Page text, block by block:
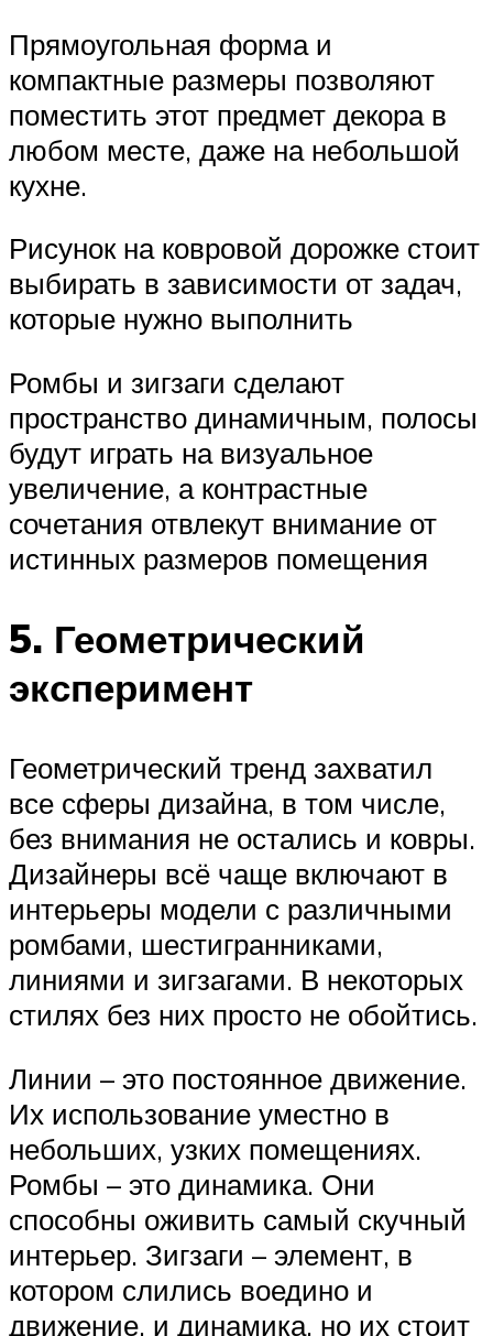
Прямоугольная форма и
компактные размеры позволяют
поместить этот предмет декора в
любом месте, даже на небольшой
кухне.
Рисунок на ковровой дорожке стоит
выбирать в зависимости от задач,
которые нужно выполнить
Ромбы и зигзаги сделают
пространство динамичным, полосы
будут играть на визуальное
увеличение, а контрастные
сочетания отвлекут внимание от
истинных размеров помещения
5. Геометрический
эксперимент
Геометрический тренд захватил
все сферы дизайна, в том числе,
без внимания не остались и ковры.
Дизайнеры всё чаще включают в
интерьеры модели с различными
ромбами, шестигранниками,
линиями и зигзагами. В некоторых
стилях без них просто не обойтись.
Линии – это постоянное движение.
Их использование уместно в
небольших, узких помещениях.
Ромбы – это динамика. Они
способны оживить самый скучный
интерьер. Зигзаги – элемент, в
котором слились воедино и
движение, и динамика, но их стоит